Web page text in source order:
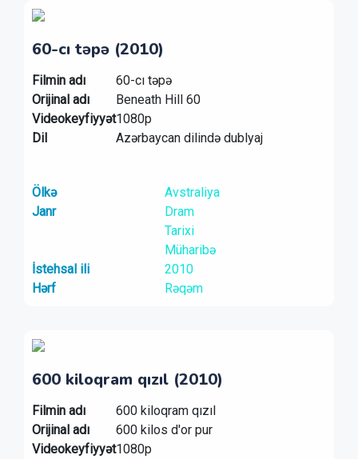
60-cı təpə (2010)
Filmin adı
60-cı təpə
Orijinal adı
Beneath Hill 60
Videokeyfiyyət1080p
Dil
Azərbaycan dilində dublyaj
Ölkə
Avstraliya
Janr
Dram
Tarixi
Müharibə
İstehsal ili
2010
Hərf
Rəqəm
600 kiloqram qızıl (2010)
Filmin adı
600 kiloqram qızıl
Orijinal adı
600 kilos d'or pur
Videokeyfiyyət1080p